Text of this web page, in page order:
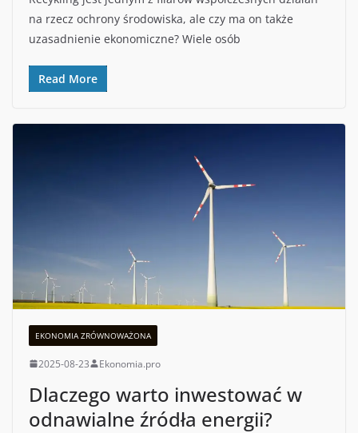
na rzecz ochrony środowiska, ale czy ma on także
uzasadnienie ekonomiczne? Wiele osób
Read More
EKONOMIA ZRÓWNOWAŻONA
2025-08-23 Ekonomia.pro
Dlaczego warto inwestować w
odnawialne źródła energii?